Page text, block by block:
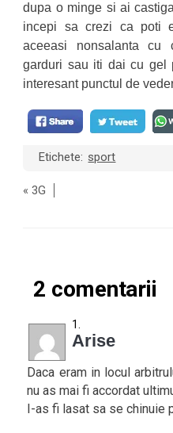
dupa o minge si ai
incepi sa crezi ca poti
aceeasi nonsalanta cu
garduri sau iti dai cu gel
interesant punctul de
Etichete: sport
«3G
2 comentarii
Arise
Daca eram in locul
nu as mai fi accordat
I-as fi lasat sa se chinuie